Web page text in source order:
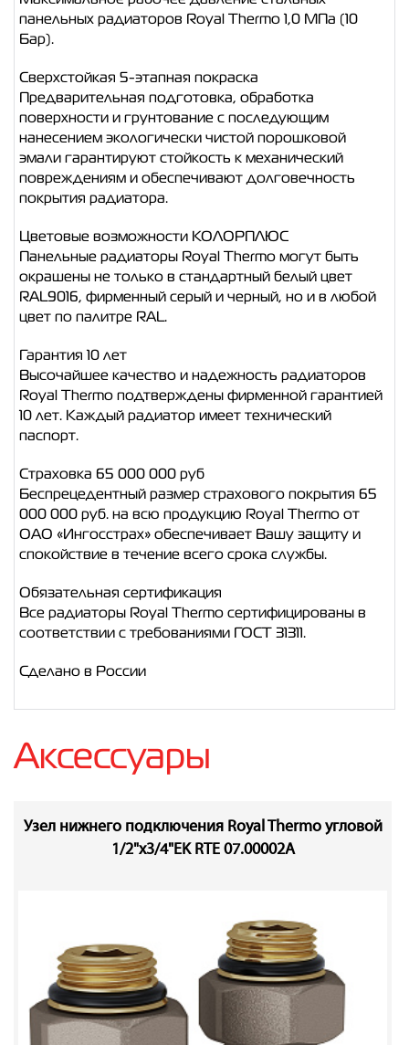
панельных радиаторов Royal Thermo 1,0 МПа (10
Бар).
Сверхстойкая 5-этапная покраска
Предварительная подготовка, обработка
поверхности и грунтование с последующим
нанесением экологически чистой порошковой
эмали гарантируют стойкость к механический
повреждениям и обеспечивают долговечность
покрытия радиатора.
Цветовые возможности КОЛОРПЛЮС
Панельные радиаторы Royal Thermo могут быть
окрашены не только в стандартный белый цвет
RAL9016, фирменный серый и черный, но и в любой
цвет по палитре RAL.
Гарантия 10 лет
Высочайшее качество и надежность радиаторов
Royal Thermo подтверждены фирменной гарантией
10 лет. Каждый радиатор имеет технический
паспорт.
Страховка 65 000 000 руб
Беспрецедентный размер страхового покрытия 65
000 000 руб. на всю продукцию Royal Thermo от
ОАО «Ингосстрах» обеспечивает Вашу защиту и
спокойствие в течение всего срока службы.
Обязательная сертификация
Все радиаторы Royal Thermo сертифицированы в
соответствии с требованиями ГОСТ 31311.
Сделано в России
Аксессуары
Узел нижнего подключения Royal Thermo угловой
1/2"х3/4"EK RTE 07.00002А